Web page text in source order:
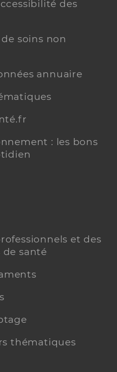
des
soins non
annuaire
: les bons
et des
de santé
thématiques